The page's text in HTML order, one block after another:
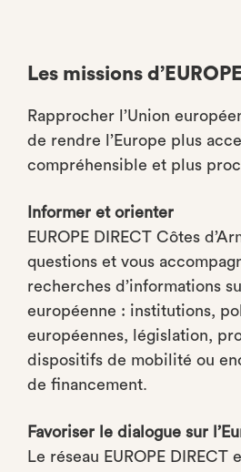
Les missions
Rapprocher l’Union
de rendre l’Europe plus
compréhensible et plus
Informer et orienter
EUROPE DIRECT Côtes
questions et vous
recherches d’informations
européenne : institutions,
européennes, législation,
dispositifs de mobilité ou
de financement.
Favoriser le dialogue sur
Le réseau EUROPE DIRECT